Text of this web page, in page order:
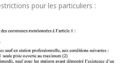
pour les particuliers :